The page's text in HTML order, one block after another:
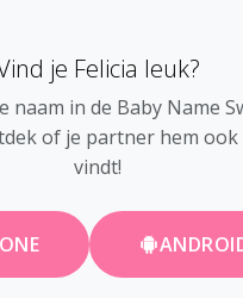
je Felicia leuk?
naam in de Baby Name
of je partner hem ook
vindt!